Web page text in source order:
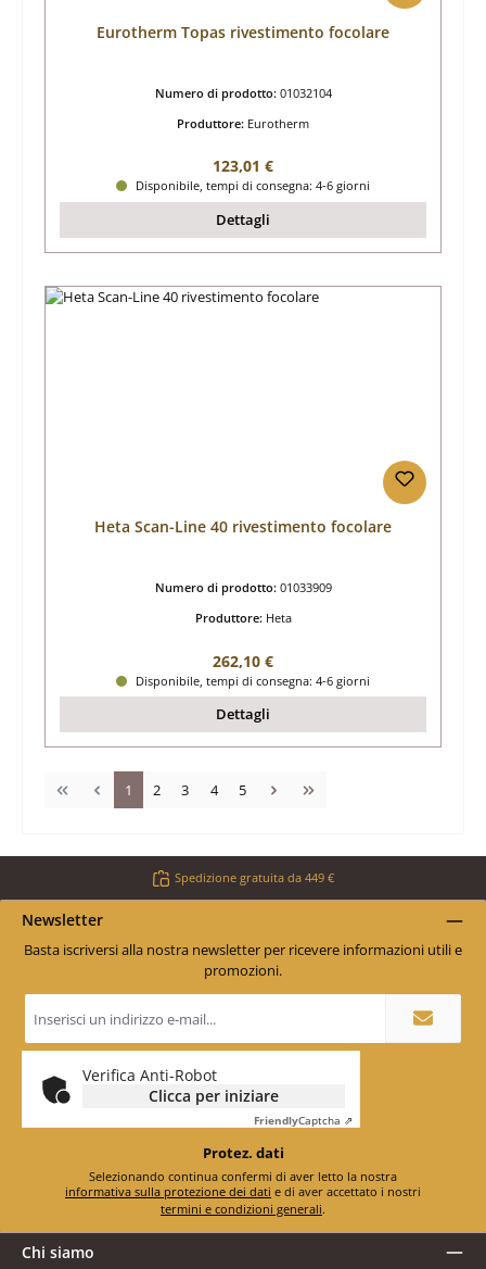
Eurotherm Topas rivestimento focolare
Numero di prodotto: 01032104
Produttore: Eurotherm
Prezzo normale:
123,01 €
Disponibile, tempi di consegna: 4-6 giorni
Dettagli
Heta Scan-Line 40 rivestimento focolare
Numero di prodotto: 01033909
Produttore: Heta
Prezzo normale:
262,10 €
Disponibile, tempi di consegna: 4-6 giorni
Dettagli
Pagina
1 Pagina
2 Pagina
3 Pagina
4 Pagina
5
Spedizione gratuita da 449 €
Newsletter
Basta iscriversi alla nostra newsletter per ricevere informazioni utili e
promozioni.
e-
mail
*
Verifica Anti-Robot
Clicca per iniziare
FriendlyCaptcha ⇗
Protez. dati
informativa sulla protezione dei dati
termini e condizioni generali.
Chi siamo